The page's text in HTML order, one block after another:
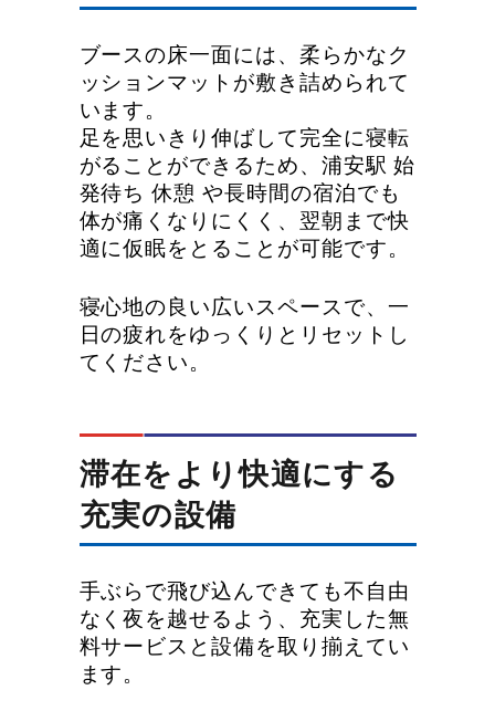
ブースの床一面には、柔らかなク
ッションマットが敷き詰められて
います。
足を思いきり伸ばして完全に寝転
がることができるため、浦安駅 始
発待ち 休憩 や長時間の宿泊でも
体が痛くなりにくく、翌朝まで快
適に仮眠をとることが可能です。
寝心地の良い広いスペースで、一
日の疲れをゆっくりとリセットし
てください。
滞在をより快適にする
充実の設備
手ぶらで飛び込んできても不自由
なく夜を越せるよう、充実した無
料サービスと設備を取り揃えてい
ます。